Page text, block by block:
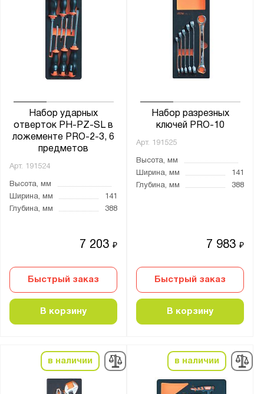
Набор ударных
отверток PH-PZ-SL в
ложементе PRO-2-3, 6
предметов
Арт. 191524
Высота, мм
Ширина, мм
141
Глубина, мм
388
7 203₽
Быстрый заказ
В корзину
Набор разрезных
ключей PRO-10
Арт. 191525
Высота, мм
Ширина, мм
141
Глубина, мм
388
7 983₽
Быстрый заказ
В корзину
в наличии в наличии